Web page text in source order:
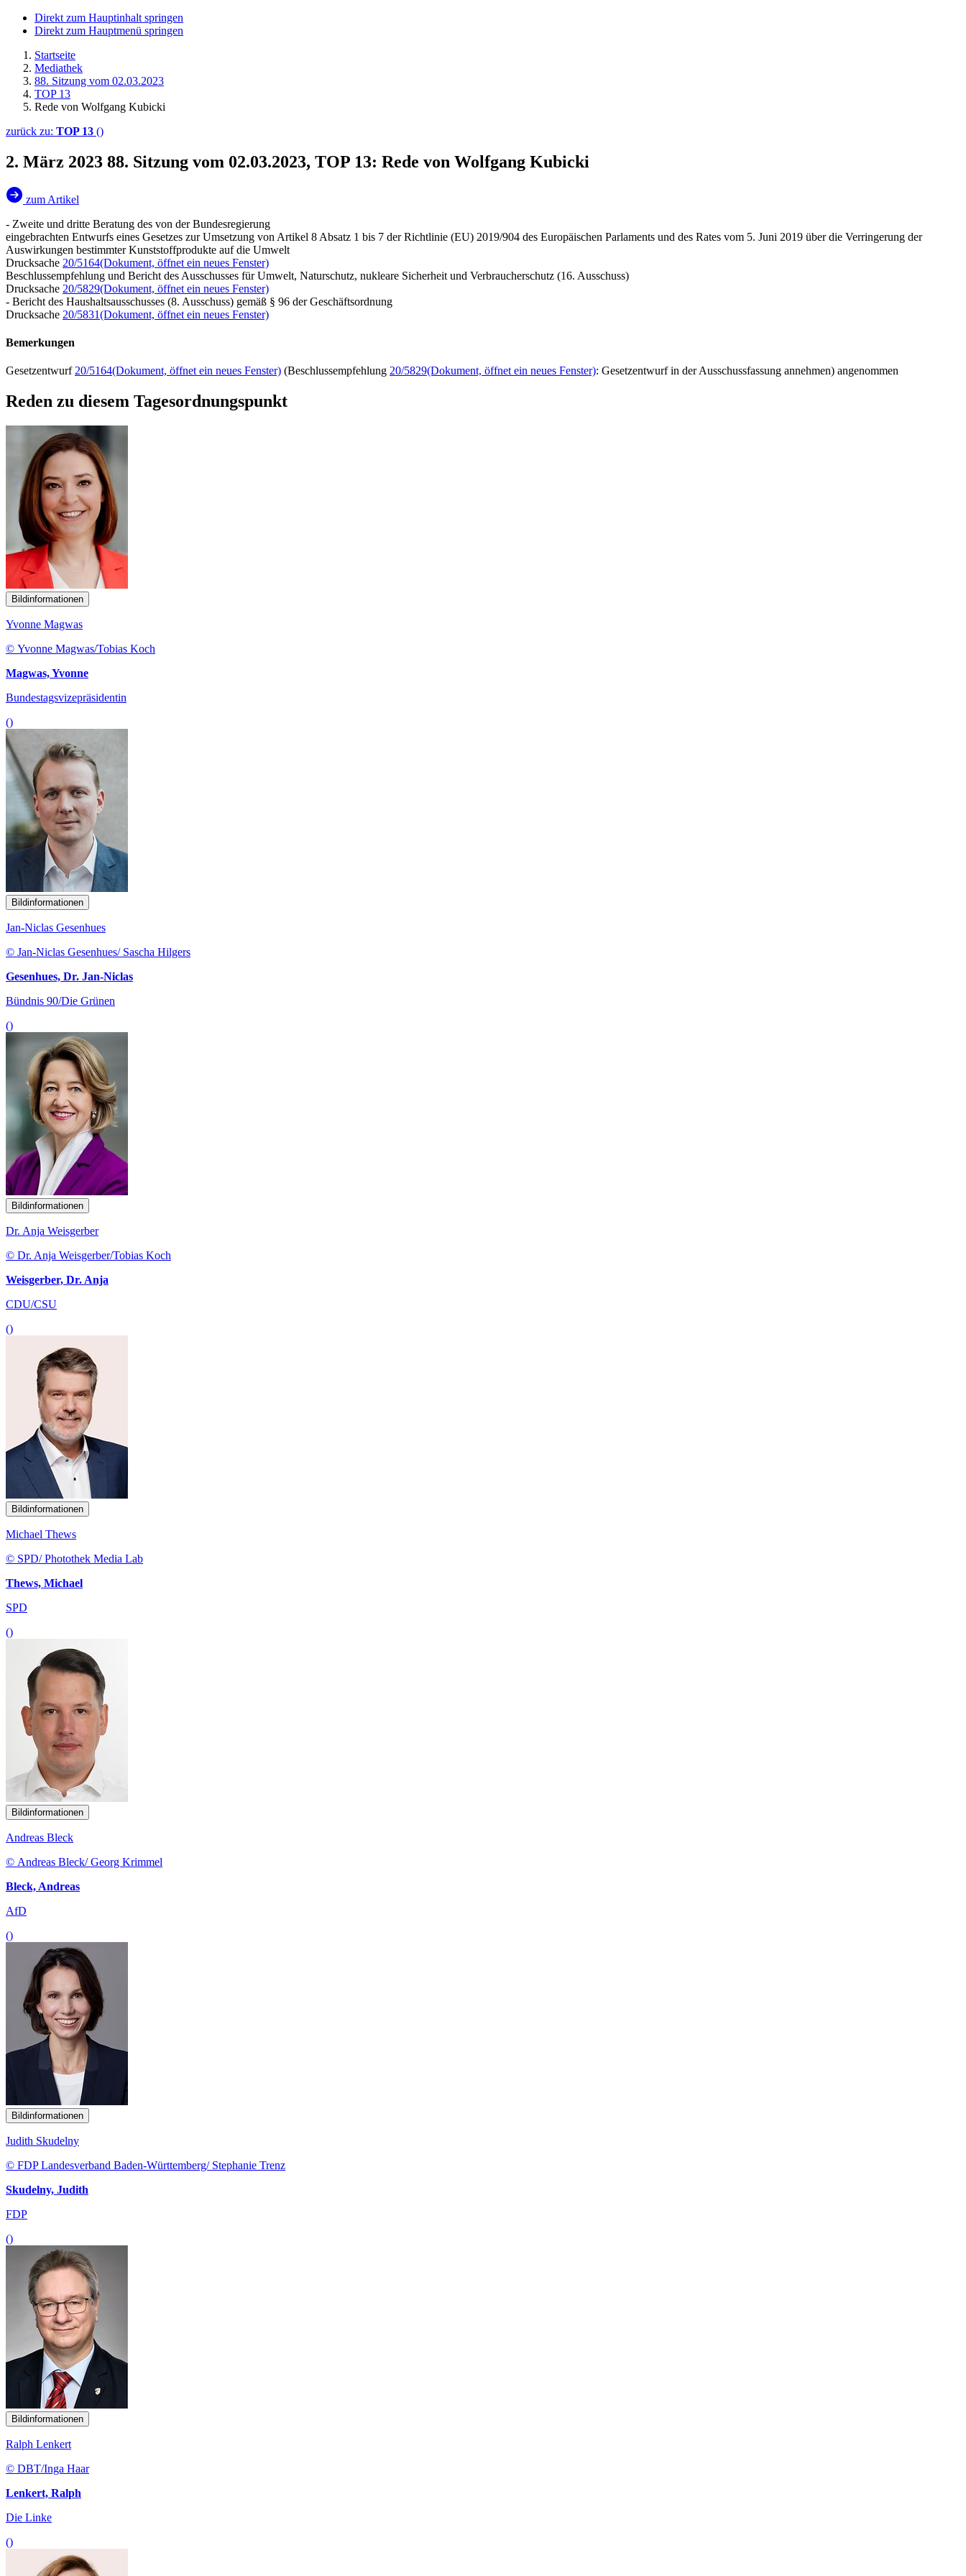
Direkt zum Hauptinhalt springen
Direkt zum Hauptmenü springen
Startseite
Mediathek
88. Sitzung vom 02.03.2023
TOP 13
Rede von Wolfgang Kubicki
zurück zu: TOP 13 ()
2. März 2023 88. Sitzung vom 02.03.2023, TOP 13: Rede von Wolfgang Kubicki
zum Artikel
- Zweite und dritte Beratung des von der Bundesregierung
eingebrachten Entwurfs eines Gesetzes zur Umsetzung von Artikel 8 Absatz 1 bis 7 der Richtlinie (EU) 2019/904 des Europäischen Parlaments und des Rates vom 5. Juni 2019 über die Verringerung der
Auswirkungen bestimmter Kunststoffprodukte auf die Umwelt
Drucksache 20/5164(Dokument, öffnet ein neues Fenster)
Beschlussempfehlung und Bericht des Ausschusses für Umwelt, Naturschutz, nukleare Sicherheit und Verbraucherschutz (16. Ausschuss)
Drucksache 20/5829(Dokument, öffnet ein neues Fenster)
- Bericht des Haushaltsausschusses (8. Ausschuss) gemäß § 96 der Geschäftsordnung
Drucksache 20/5831(Dokument, öffnet ein neues Fenster)
Bemerkungen
Gesetzentwurf 20/5164(Dokument, öffnet ein neues Fenster) (Beschlussempfehlung 20/5829(Dokument, öffnet ein neues Fenster): Gesetzentwurf in der Ausschussfassung annehmen) angenommen
Reden zu diesem Tagesordnungspunkt
Bildinformationen
Yvonne Magwas
© Yvonne Magwas/Tobias Koch
Magwas, Yvonne
Bundestagsvizepräsidentin
()
Bildinformationen
Jan-Niclas Gesenhues
© Jan-Niclas Gesenhues/ Sascha Hilgers
Gesenhues, Dr. Jan-Niclas
Bündnis 90/Die Grünen
()
Bildinformationen
Dr. Anja Weisgerber
© Dr. Anja Weisgerber/Tobias Koch
Weisgerber, Dr. Anja
CDU/CSU
()
Bildinformationen
Michael Thews
© SPD/ Photothek Media Lab
Thews, Michael
SPD
()
Bildinformationen
Andreas Bleck
© Andreas Bleck/ Georg Krimmel
Bleck, Andreas
AfD
()
Bildinformationen
Judith Skudelny
© FDP Landesverband Baden-Württemberg/ Stephanie Trenz
Skudelny, Judith
FDP
()
Bildinformationen
Ralph Lenkert
© DBT/Inga Haar
Lenkert, Ralph
Die Linke
()